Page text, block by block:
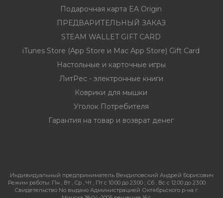
Подарочная карта EA Origin
ПРЕДВАРИТЕЛЬНЫЙ ЗАКАЗ
STEAM WALLET GIFT CARD
iTunes Store (App Store и Mac App Store) Gift Card
Настольные и карточные игры
ЛитРес - электронные книги
Коврики для мышки
Уголок Потребителя
Гарантия на товар и возврат денег
Индивидуальный предприниматель Вендиловский Андрей Борисович
Режим работы: Пн , Вт , Ср , Чт , Пт c 10:00 до 23:00 ; Сб , Вс c 12:00 до 23:00
Свидетельство No выдано Администрацией Октябрьского р-на г.